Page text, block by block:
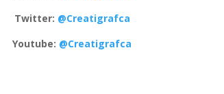
Twitter: @Creatigrafca
Youtube: @Creatigrafca